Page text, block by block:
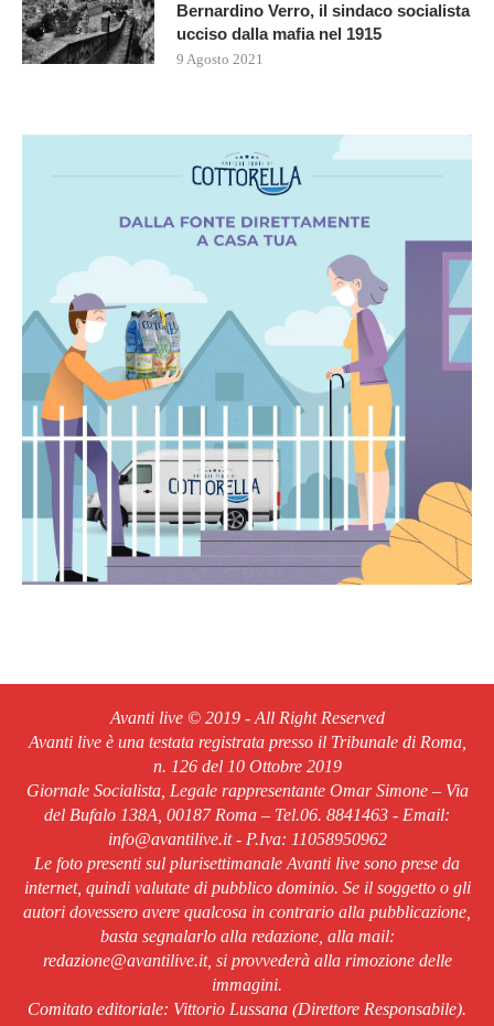
Bernardino Verro, il sindaco socialista
ucciso dalla mafia nel 1915
9 Agosto 2021
Avanti live © 2019 - All Right Reserved
Avanti live è una testata registrata presso il Tribunale di Roma,
n. 126 del 10 Ottobre 2019
Giornale Socialista, Legale rappresentante Omar Simone – Via
del Bufalo 138A, 00187 Roma – Tel.06. 8841463 - Email:
info@avantilive.it - P.Iva: 11058950962
Le foto presenti sul plurisettimanale Avanti live sono prese da
internet, quindi valutate di pubblico dominio. Se il soggetto o gli
autori dovessero avere qualcosa in contrario alla pubblicazione,
basta segnalarlo alla redazione, alla mail:
redazione@avantilive.it, si provvederà alla rimozione delle
immagini.
Comitato editoriale: Vittorio Lussana (Direttore Responsabile).